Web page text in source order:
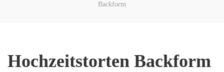
Backform
Hochzeitstorten Backform